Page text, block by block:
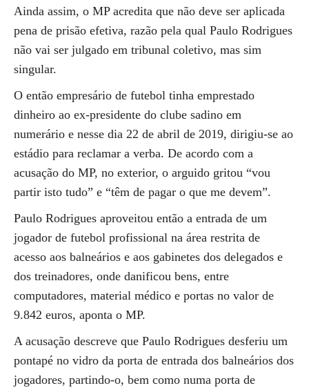
Ainda assim, o MP acredita que não deve ser aplicada
pena de prisão efetiva, razão pela qual Paulo Rodrigues
não vai ser julgado em tribunal coletivo, mas sim
singular.
O então empresário de futebol tinha emprestado
dinheiro ao ex-presidente do clube sadino em
numerário e nesse dia 22 de abril de 2019, dirigiu-se ao
estádio para reclamar a verba. De acordo com a
acusação do MP, no exterior, o arguido gritou “vou
partir isto tudo” e “têm de pagar o que me devem”.
Paulo Rodrigues aproveitou então a entrada de um
jogador de futebol profissional na área restrita de
acesso aos balneários e aos gabinetes dos delegados e
dos treinadores, onde danificou bens, entre
computadores, material médico e portas no valor de
9.842 euros, aponta o MP.
A acusação descreve que Paulo Rodrigues desferiu um
pontapé no vidro da porta de entrada dos balneários dos
jogadores, partindo-o, bem como numa porta de